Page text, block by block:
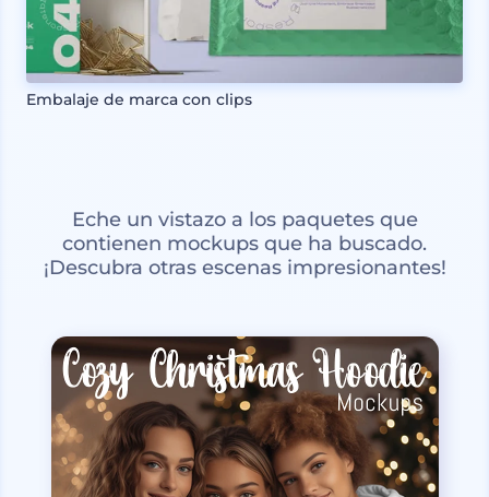
Embalaje de marca con clips
Eche un vistazo a los paquetes que
contienen mockups que ha buscado.
¡Descubra otras escenas impresionantes!